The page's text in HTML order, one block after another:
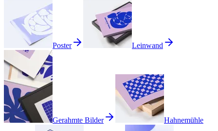
Poster Leinwand
Gerahmte Bilder Hahnemühle